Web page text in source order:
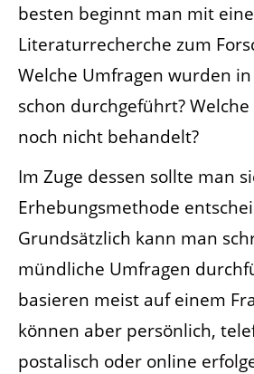
besten beginnt man mit
Literaturrecherche zum
Welche Umfragen wurden
schon durchgeführt?
noch nicht behandelt?
Im Zuge dessen sollte man
Erhebungsmethode
Grundsätzlich kann man
mündliche Umfragen
basieren meist auf einem
können aber persönlich,
postalisch oder online